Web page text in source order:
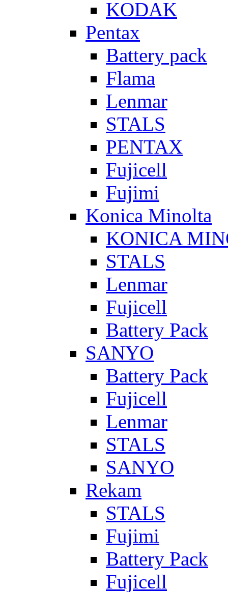
KODAK
Pentax
Battery pack
Flama
Lenmar
STALS
PENTAX
Fujicell
Fujimi
Konica Minolta
KONICA
STALS
Lenmar
Fujicell
Battery Pack
SANYO
Battery Pack
Fujicell
Lenmar
STALS
SANYO
Rekam
STALS
Fujimi
Battery Pack
Fujicell